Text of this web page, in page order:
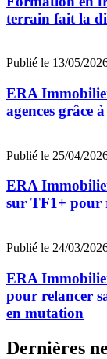
terrain fait la
Publié le 13/05/
ERA
agences grâce
Publié le 25/04/
ERA
sur TF1+ pour
Publié le 24/03/
ERA
pour relancer
en mutation
Dernières